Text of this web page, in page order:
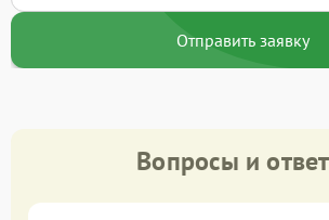
Отправить заявку
Вопросы и